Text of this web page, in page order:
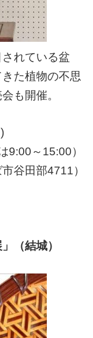
れている盆
た植物の不思
も開催。
9:00～15:00）
谷田部4711）
（結城）